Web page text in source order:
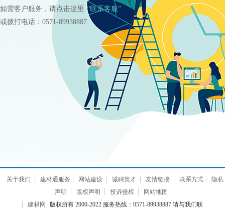
如需客户服务，请点击这里 “联系客服”
或拨打电话：0571-89938887
关于我们 建材通服务 网站建设 诚聘英才 友情链接 联系方式
隐私
声明
版权声明 投诉侵权
网站地图
建材网
版权所有 2000-2022 服务热线：0571-89938887 请与我们联